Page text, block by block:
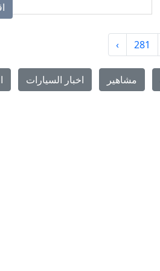
281
›
مشاهير اخبار السيارات